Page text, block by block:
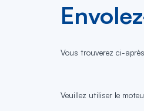
Vous trouverez ci-
Veuillez utiliser le